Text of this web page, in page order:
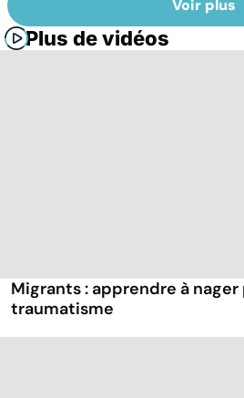
Voir plus
Plus de vidéos
Migrants : apprendre à
traumatisme